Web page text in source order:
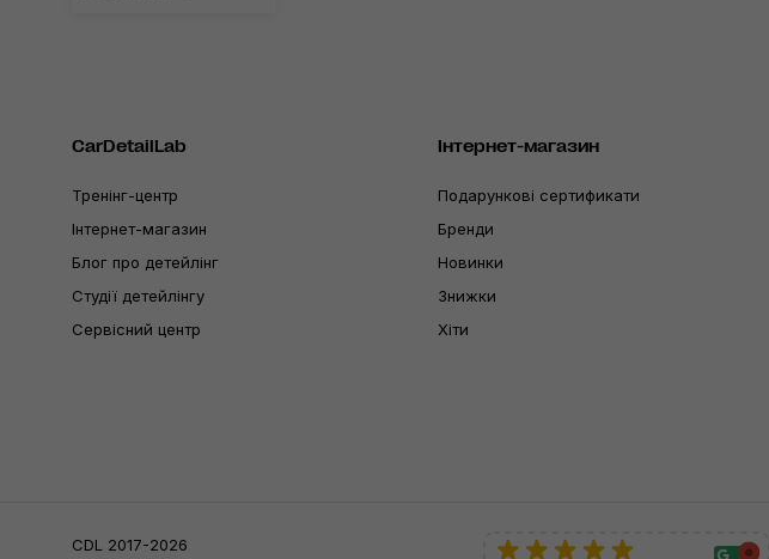
CarDetailLab
Тренінг-центр
Інтернет-магазин
Блог про детейлінг
Студії детейлінгу
Сервісний центр
Інтернет-магазин
Подарункові сертификати
Бренди
Новинки
Знижки
Хіти
CDL 2017-2026